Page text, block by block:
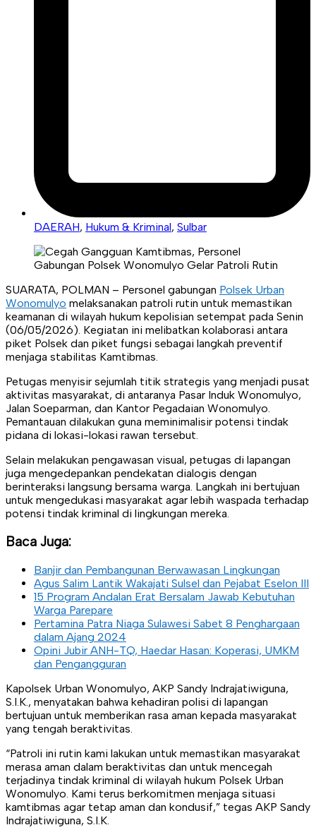
DAERAH, Hukum & Kriminal, Sulbar
​SUARATA, POLMAN – Personel gabungan Polsek Urban
Wonomulyo melaksanakan patroli rutin untuk memastikan
keamanan di wilayah hukum kepolisian setempat pada Senin
(06/05/2026). Kegiatan ini melibatkan kolaborasi antara
piket Polsek dan piket fungsi sebagai langkah preventif
menjaga stabilitas Kamtibmas.
Petugas menyisir sejumlah titik strategis yang menjadi pusat
aktivitas masyarakat, di antaranya Pasar Induk Wonomulyo,
Jalan Soeparman, dan Kantor Pegadaian Wonomulyo.
Pemantauan dilakukan guna meminimalisir potensi tindak
pidana di lokasi-lokasi rawan tersebut.
​Selain melakukan pengawasan visual, petugas di lapangan
juga mengedepankan pendekatan dialogis dengan
berinteraksi langsung bersama warga. Langkah ini bertujuan
untuk mengedukasi masyarakat agar lebih waspada terhadap
potensi tindak kriminal di lingkungan mereka.
Baca Juga:
Banjir dan Pembangunan Berwawasan Lingkungan
Agus Salim Lantik Wakajati Sulsel dan Pejabat Eselon III
15 Program Andalan Erat Bersalam Jawab Kebutuhan
Warga Parepare
Pertamina Patra Niaga Sulawesi Sabet 8 Penghargaan
dalam Ajang 2024
Opini Jubir ANH-TQ, Haedar Hasan: Koperasi, UMKM
dan Pengangguran
Kapolsek Urban Wonomulyo, AKP Sandy Indrajatiwiguna,
S.I.K., menyatakan bahwa kehadiran polisi di lapangan
bertujuan untuk memberikan rasa aman kepada masyarakat
yang tengah beraktivitas.
​“Patroli ini rutin kami lakukan untuk memastikan masyarakat
merasa aman dalam beraktivitas dan untuk mencegah
terjadinya tindak kriminal di wilayah hukum Polsek Urban
Wonomulyo. Kami terus berkomitmen menjaga situasi
kamtibmas agar tetap aman dan kondusif,” tegas AKP Sandy
Indrajatiwiguna, S.I.K.